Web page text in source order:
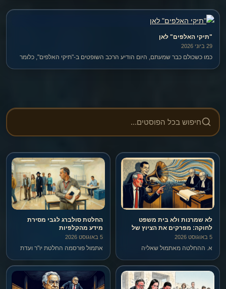
"תיקי האלפים" לאן
29 ביוני 2026
כמו כשכולם כבר שמעתם, היום הודיע הרכב השופטים ב-"תיקי האלפים", כלומר
לא שמרנות ולא בית משפט
לחוקה: מפרקים את הציוץ של
מילביצקי שסגל הדהד
5 באוגוסט 2026
א. ההחלטה מאתמול שאליה
המשנה לנשיא סולברג – בכלל לא
היתה החלטה של בג"ץ, אלא היא
החלטה של יו"ר ועדת הבחירות
החלטת סולברג לגבי מסירת
מידע מהקלפיות
5 באוגוסט 2026
אתמול פורסמה החלטת יו"ר ועדת
נעם סולברג, בנוגע למה שכינה
"הנוהג הרווח אצל נציגי סיעות
ורשימות בקלפי לדווח ביישומון מי